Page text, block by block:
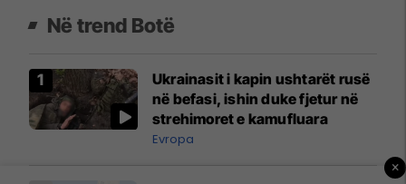
Në trend Botë
Ukrainasit i kapin ushtarët rusë
në befasi, ishin duke fjetur në
strehimoret e kamufluara
Evropa
×